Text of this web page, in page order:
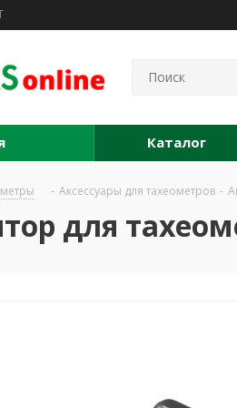
Каталог
- Аксессуары для тахеометров -
для